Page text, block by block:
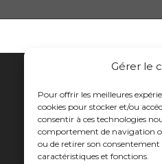
Gérer le
Pour offrir les meilleures
cookies pour stocker et/ou
consentir à ces technologies
comportement de navigation
ou de retirer son
caractéristiques et fonctions.